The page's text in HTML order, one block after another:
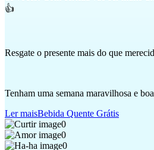
👍
Resgate o presente mais do que
Tenham uma semana maravilhosa e
Ler maisBebida Quente Grátis
0
0
0